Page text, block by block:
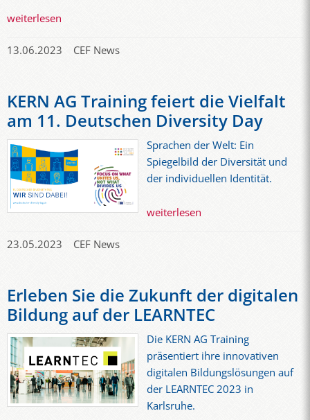
weiterlesen
13.06.2023 CEF News
KERN AG Training feiert die Vielfalt
am 11. Deutschen Diversity Day
Sprachen der Welt: Ein
Spiegelbild der Diversität und
der individuellen Identität.
weiterlesen
23.05.2023 CEF News
Erleben Sie die Zukunft der digitalen
Bildung auf der LEARNTEC
Die KERN AG Training
präsentiert ihre innovativen
digitalen Bildungslösungen auf
der LEARNTEC 2023 in
Karlsruhe.